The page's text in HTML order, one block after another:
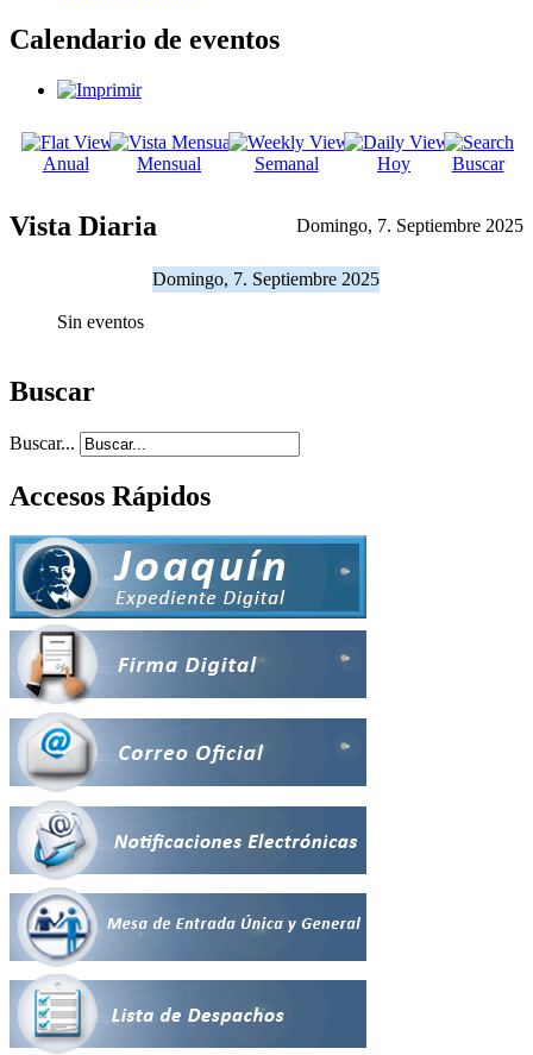
Calendario de eventos
Anual Mensual Semanal Hoy Buscar
Vista Diaria Domingo, 7. Septiembre 2025
Domingo, 7. Septiembre 2025
Sin eventos
Buscar
Buscar...
Accesos Rápidos